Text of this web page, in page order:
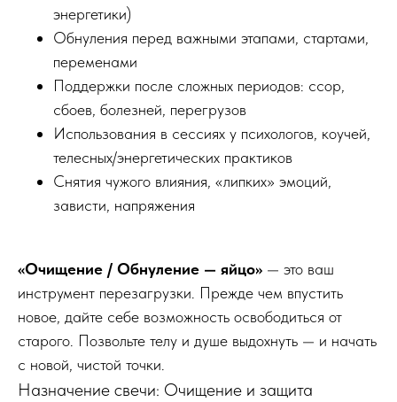
энергетики)
Обнуления перед важными этапами, стартами,
переменами
Поддержки после сложных периодов: ссор,
сбоев, болезней, перегрузов
Использования в сессиях у психологов, коучей,
телесных/энергетических практиков
Снятия чужого влияния, «липких» эмоций,
зависти, напряжения
«Очищение / Обнуление — яйцо» — это ваш
инструмент перезагрузки. Прежде чем впустить
новое, дайте себе возможность освободиться от
старого. Позвольте телу и душе выдохнуть — и начать
с новой, чистой точки.
Назначение свечи: Очищение и защита